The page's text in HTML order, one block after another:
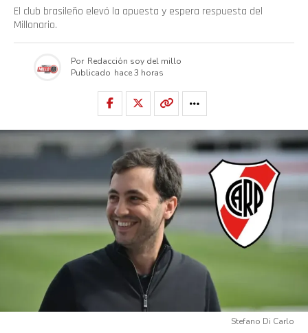
El club brasileño elevó la apuesta y espera respuesta del
Millonario.
Por Redacción soy del millo
Publicado hace 3 horas
Stefano Di Carlo